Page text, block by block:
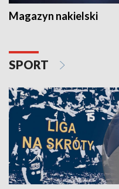
Magazyn nakielski
SPORT